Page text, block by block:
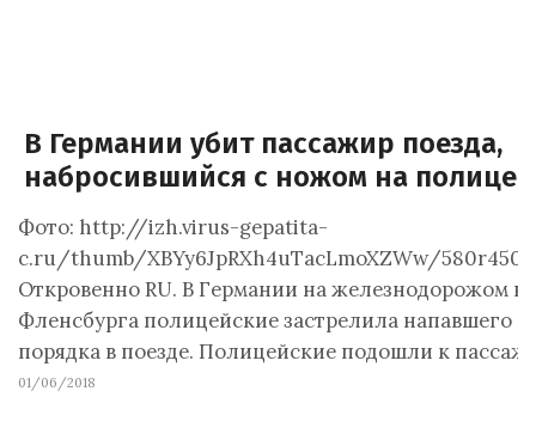
В Германии убит пассажир поезда,
набросившийся с ножом на
Фото: http://izh.virus-gepatita-
c.ru/thumb/XBYy6JpRXh4uTacLmoXZWw/
Откровенно RU. В Германии на железнодорожом
Фленсбурга полицейские застрелила напавшего
порядка в поезде. Полицейские подошли к
01/06/2018